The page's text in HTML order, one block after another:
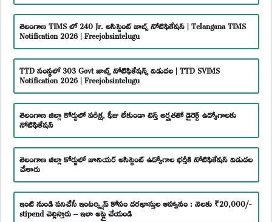
తెలంగాణ TIMS లో 240 Jr. అసిస్టెంట్ జాబ్స్ నోటిఫికేషన్ | Telangana TIMS
Notification 2026 | Freejobsintelugu
TTD సంస్థలో 303 Govt జాబ్స్ నోటిఫికేషన్స్ విడుదల | TTD SVIMS
Notification 2026 | Freejobsintelugu
తెలంగాణ జిల్లా కోర్టులో పరీక్ష, ఫీజు లేకుండా టెన్త్ అర్హతతో డైరెక్ట్ ఉద్యోగాలకు
నోటిఫికేషన్
తెలంగాణ జిల్లా కోర్టులో జూనియర్ అసిస్టెంట్ ఉద్యోగాల భర్తీకి నోటిఫికేషన్ విడుదల
చేశారు
ఇంటి నుండి పనిచేసే ఇంటర్న్షిప్ కోసం దరఖాస్తుల ఆహ్వానం : నెలకు ₹20,000/-
stipend చెల్లిస్తారు – ఇలా అప్లై చేయండి